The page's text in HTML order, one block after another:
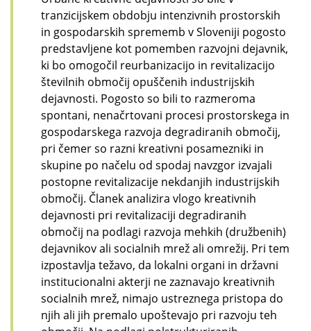
tranzicijskem obdobju intenzivnih prostorskih
in gospodarskih sprememb v Sloveniji pogosto
predstavljene kot pomemben razvojni dejavnik,
ki bo omogočil reurbanizacijo in revitalizacijo
številnih območij opuščenih industrijskih
dejavnosti. Pogosto so bili to razmeroma
spontani, nenačrtovani procesi prostorskega in
gospodarskega razvoja degradiranih območij,
pri čemer so razni kreativni posamezniki in
skupine po načelu od spodaj navzgor izvajali
postopne revitalizacije nekdanjih industrijskih
območij. Članek analizira vlogo kreativnih
dejavnosti pri revitalizaciji degradiranih
območij na podlagi razvoja mehkih (družbenih)
dejavnikov ali socialnih mrež ali omrežij. Pri tem
izpostavlja težavo, da lokalni organi in državni
institucionalni akterji ne zaznavajo kreativnih
socialnih mrež, nimajo ustreznega pristopa do
njih ali jih premalo upoštevajo pri razvoju teh